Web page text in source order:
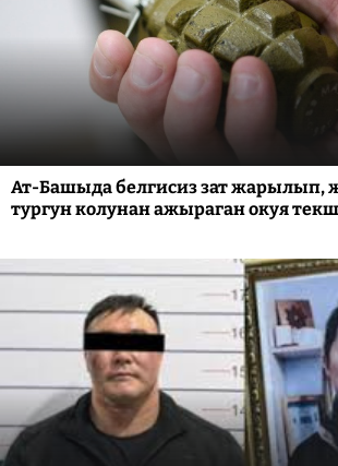
Ат-Башыда белгисиз зат жарылып,
тургун колунан ажыраган окуя